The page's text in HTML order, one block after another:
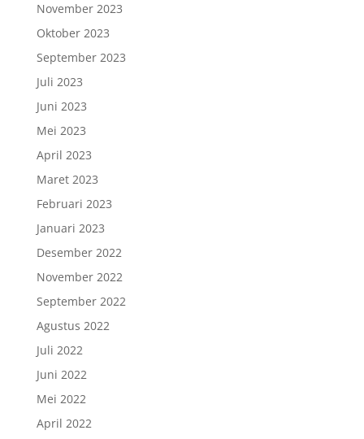
November 2023
Oktober 2023
September 2023
Juli 2023
Juni 2023
Mei 2023
April 2023
Maret 2023
Februari 2023
Januari 2023
Desember 2022
November 2022
September 2022
Agustus 2022
Juli 2022
Juni 2022
Mei 2022
April 2022